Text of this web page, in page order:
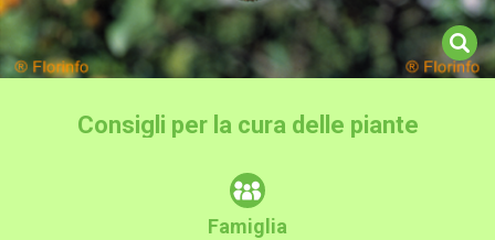
Consigli per la cura delle piante
Famiglia